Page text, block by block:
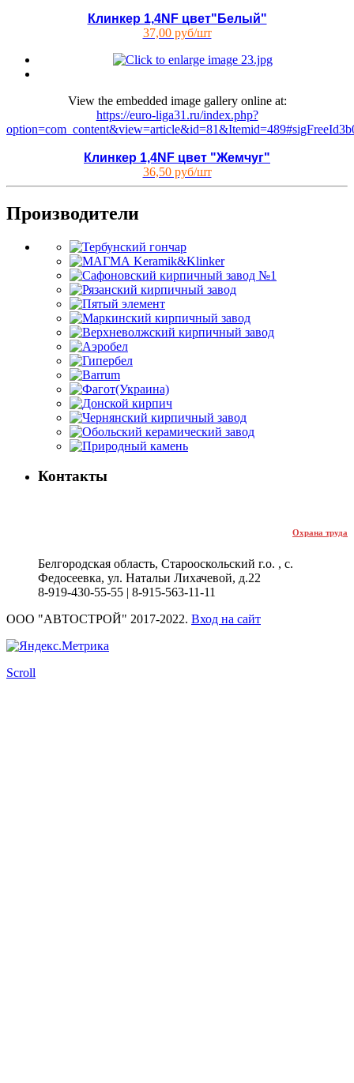
Клинкер 1,4NF цвет"Белый"
37,00 руб/шт
View the embedded image gallery online at:
https://euro-liga31.ru/index.php?
Клинкер 1,4NF цвет "Жемчуг"
36,50 руб/шт
Производители
Контакты
Охрана труда
Белгородская область, Старооскольский г.о. , с.
Федосеевка, ул. Натальи Лихачевой, д.22
8-919-430-55-55 | 8-915-563-11-11
ООО "АВТОСТРОЙ" 2017-2022. Вход на сайт
Scroll